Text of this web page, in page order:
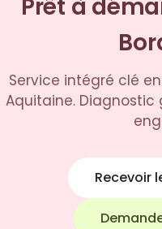
Prêt à
Service intégré clé
Aquitaine. Diagnostic
Recevoir